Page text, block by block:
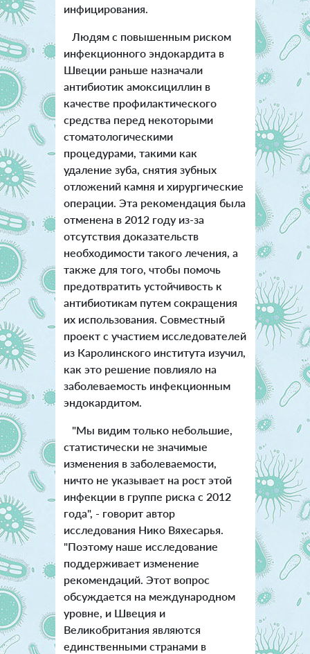
инфицирования.
Людям с повышенным риском
инфекционного эндокардита в
Швеции раньше назначали
антибиотик амоксициллин в
качестве профилактического
средства перед некоторыми
стоматологическими
процедурами, такими как
удаление зуба, снятия зубных
отложений камня и хирургические
операции. Эта рекомендация была
отменена в 2012 году из-за
отсутствия доказательств
необходимости такого лечения, а
также для того, чтобы помочь
предотвратить устойчивость к
антибиотикам путем сокращения
их использования. Совместный
проект с участием исследователей
из Каролинского института изучил,
как это решение повлияло на
заболеваемость инфекционным
эндокардитом.
"Мы видим только небольшие,
статистически не значимые
изменения в заболеваемости,
ничто не указывает на рост этой
инфекции в группе риска с 2012
года", - говорит автор
исследования Нико Вяхесарья.
"Поэтому наше исследование
поддерживает изменение
рекомендаций. Этот вопрос
обсуждается на международном
уровне, и Швеция и
Великобритания являются
единственными странами в